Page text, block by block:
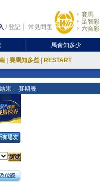
/登記 常見問題
賽馬
足智彩
六合彩
馬會知多少
賽馬知多些 RESTART
果 賽期表